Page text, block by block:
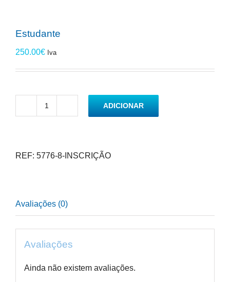
Estudante
250.00€ Iva
Quantidade
ADICIONAR
REF: 5776-8-INSCRIÇÃO
Avaliações (0)
Avaliações
Ainda não existem avaliações.